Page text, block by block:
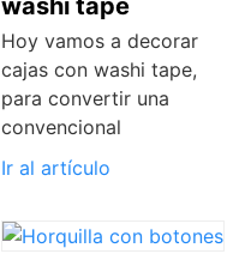
washi tape
Hoy vamos a decorar
cajas con washi tape,
para convertir una
convencional
Ir al artículo